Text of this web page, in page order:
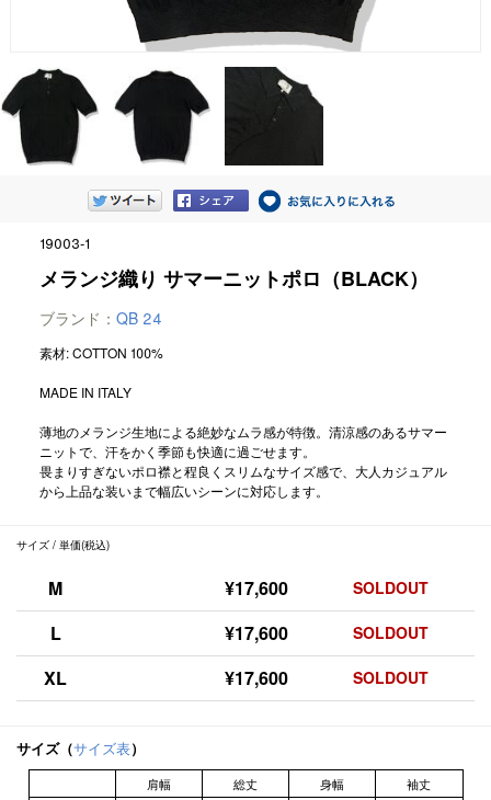
19003-1
メランジ織り サマーニットポロ（BLACK）
ブランド： QB 24
素材: COTTON 100%
MADE IN ITALY
薄地のメランジ生地による絶妙なムラ感が特徴。清涼感のあるサマー
ニットで、汗をかく季節も快適に過ごせます。
畏まりすぎないポロ襟と程良くスリムなサイズ感で、大人カジュアル
から上品な装いまで幅広いシーンに対応します。
サイズ / 単価(税込)
M ¥17,600 SOLDOUT
L ¥17,600 SOLDOUT
XL ¥17,600 SOLDOUT
サイズ（サイズ表）
肩幅 総丈 身幅
袖丈